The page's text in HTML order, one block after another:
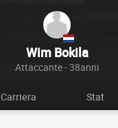
Wim Bokila
Attaccante - 38anni
Carriera Stat